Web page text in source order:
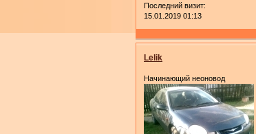
Последний визит:
15.01.2019 01:13
Lelik
Начинающий неоновод